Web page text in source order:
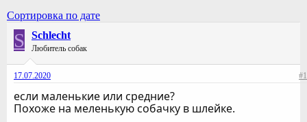
Сортировка по дате
S Schlecht
Любитель собак
17.07.2020 #1
если маленькие или средние?
Похоже на меленькую собачку в шлейке.